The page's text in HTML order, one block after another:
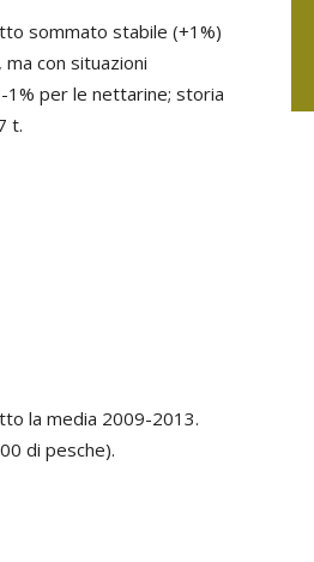
sommato stabile (+1%)
con situazioni
1% per le nettarine; storia
t.
la media 2009-2013.
di pesche).